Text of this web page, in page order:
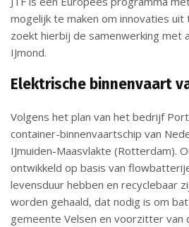
k p
mogelijk te maken om innovaties
zoekt hierbij de samenwerking met
IJmond.
Elektrische binnenvaart
Volgens het plan van het bedrijf
container-binnenvaartschip van
IJmuiden-Maasvlakte (Rotterdam).
ontwikkeld op basis van
levensduur hebben en recyclebaar
worden gehaald, dat nodig is om
gemeente Velsen en voorzitter van